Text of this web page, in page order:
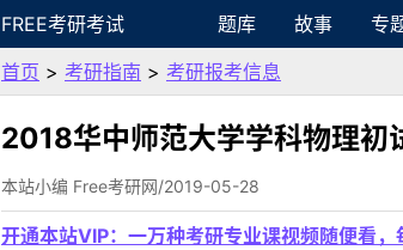
FREE考研考试 题库 故事 专
首页 > 考研指南 > 考研报考信息
2018华中师范大学学科物理
本站小编 Free考研网/2019-05-28
开通本站VIP：一万种考研专业课视频随便看，